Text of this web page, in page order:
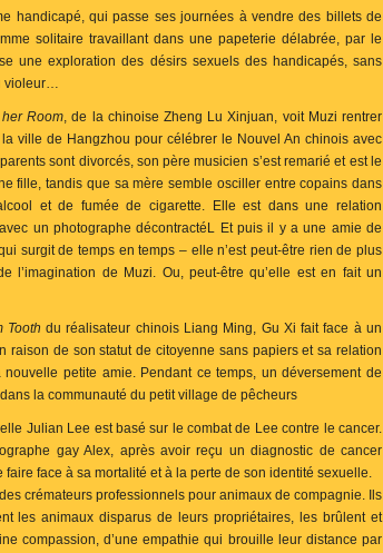
handicapé, qui passe ses journées à vendre des billets de
solitaire travaillant dans une papeterie délabrée, par le
une exploration des désirs sexuels des handicapés, sans
violeur…
Room, de la chinoise Zheng Lu Xinjuan, voit Muzi rentrer
ville de Hangzhou pour célébrer le Nouvel An chinois avec
sont divorcés, son père musicien s’est remarié et est le
fille, tandis que sa mère semble osciller entre copains dans
et de fumée de cigarette. Elle est dans une relation
un photographe décontractéL Et puis il y a une amie de
surgit de temps en temps – elle n’est peut-être rien de plus
l’imagination de Muzi. Ou, peut-être qu’elle est en fait un
Tooth du réalisateur chinois Liang Ming, Gu Xi fait face à un
de son statut de citoyenne sans papiers et sa relation
petite amie. Pendant ce temps, un déversement de
la communauté du petit village de pêcheurs
Julian Lee est basé sur le combat de Lee contre le cancer.
gay Alex, après avoir reçu un diagnostic de cancer
face à sa mortalité et à la perte de son identité sexuelle.
crémateurs professionnels pour animaux de compagnie. Ils
les animaux disparus de leurs propriétaires, les brûlent et
compassion, d’une empathie qui brouille leur distance par